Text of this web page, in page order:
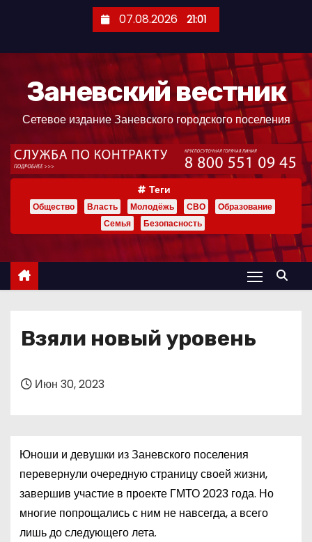
ж
07.08.2026 21:01
Заневский вестник
Сетевое издание Заневского городского поселения
Теги
Общество Власть Молодёжь СВО
Образование
Семья
Безопасность
Взяли новый уровень
Июн 30, 2023
Юноши и девушки из Заневского поселения
перевернули очередную страницу своей жизни,
завершив участие в проекте ГМТО 2023 года. Но
многие попрощались с ним не навсегда, а всего
лишь до следующего лета.